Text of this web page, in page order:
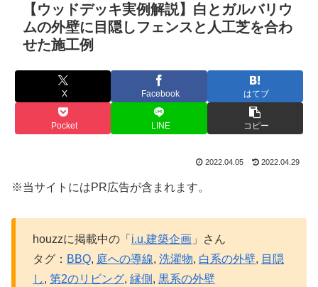
【ウッドデッキ実例解説】白とガルバリウ
ムの外壁に目隠しフェンスと人工芝を合わ
せた施工例
X Facebook はてブ
Pocket LINE コピー
2022.04.05 2022.04.29
※当サイトにはPR広告が含まれます。
houzzに掲載中の「 i.u.建築企画 」さん
タグ： BBQ, 庭への導線, 洗濯物, 白系の外壁, 目隠
し, 第2のリビング, 縁側 , 黒系の外壁